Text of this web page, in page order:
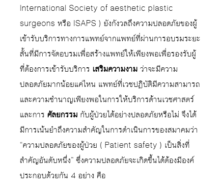
International Society of aesthetic plastic
surgeons หรือ ISAPS ) ยังกังวลถึงความปลอดภัยของผู้
เข้ารับบริการทางการแพทย์จากแพทย์ที่ผ่านการอบรมระยะ
สั้นที่มีการจัดอบรมเพื่อสร้างแพทย์ให้เพียงพอเพื่อรองรับผู้
ที่ต้องการเข้ารับบริการ เสริมความงามว่าจะมีความ
ปลอดภัยมากน้อยแค่ไหน แพทย์ที่เวชปฏิบัติมีความสามารถ
และความชำนาญเพียงพอในการให้บริการด้านเวชศาสตร์
และการ ศัลยกรรม กับผู้ป่วยได้อย่างปลอดภัยหรือไม่ จึงได้
มีการเน้นยำถึงความสำคัญในการดำเนินการของสมาคมว่า
“ความปลอดภัยของผู้ป่วย ( Patient safety ) เป็นสิ่งที่
สำคัญอันดับหนึ่ง” ซึ่งความปลอดภัยจะเกิดขึ้นได้ต้องมีองค์
ประกอบด้วยกัน 4 อย่าง คือ